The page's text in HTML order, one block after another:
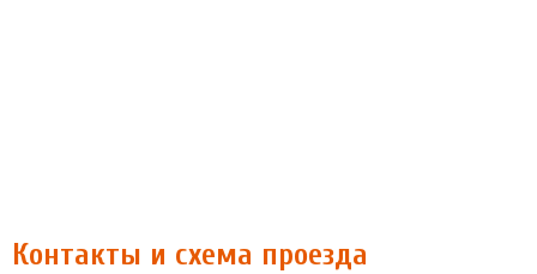
Контакты и схема проезда